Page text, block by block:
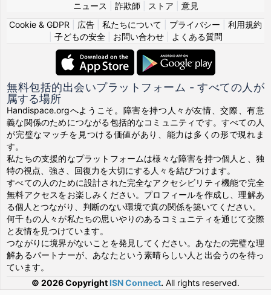
ニュース 詐欺師 ストア
意見
Cookie & GDPR
広告 私たちについて プライバシー
利用規約
子どもの安全| お問い合わせ| よくある質問
無料包括的出会いプラットフォーム - すべての人が
属する場所
Handispace.orgへようこそ。障害を持つ人々が友情、交際、有意
義な関係のためにつながる包括的なコミュニティです。すべての人
が完璧なマッチを見つける価値があり、能力は多くの形で現れま
す。
私たちの支援的なプラットフォームは様々な障害を持つ個人と、独
特の視点、強さ、回復力を大切にする人々を結びつけます。
すべての人のために設計された完全なアクセシビリティ機能で完全
無料アクセスをお楽しみください。プロフィールを作成し、理解あ
る個人とつながり、判断のない環境で真の関係を築いてください。
何千もの人々が私たちの思いやりのあるコミュニティを通じて交際
と友情を見つけています。
つながりに境界がないことを発見してください。あなたの完璧な理
解あるパートナーが、あなたという素晴らしい人と出会うのを待っ
ています。
© 2026 Copyright ISN Connect. All rights reserved.